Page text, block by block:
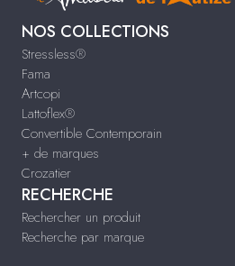
NOS COLLECTIONS
Stressless®
Fama
Artcopi
Lattoflex®
Convertible Contemporain
+ de marques
Crozatier
RECHERCHE
Rechercher un produit
Recherche par marque